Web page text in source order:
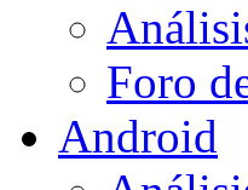
Foro
Android